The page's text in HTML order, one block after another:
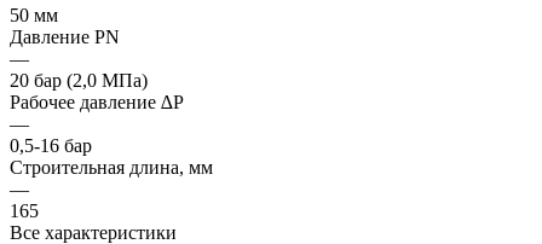
50 мм
Давление PN
—
20 бар (2,0 МПа)
Рабочее давление ∆P
—
0,5-16 бар
Строительная длина, мм
—
165
Все характеристики